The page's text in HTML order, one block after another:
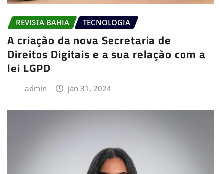
REVISTA BAHIA TECNOLOGIA
A criação da nova Secretaria de
Direitos Digitais e a sua relação com a
lei LGPD
admin jan 31, 2024